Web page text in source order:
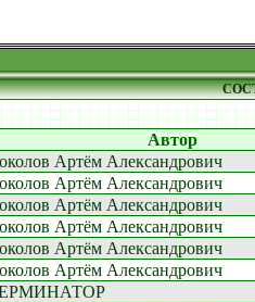
Автор
Артём Александрович
Артём Александрович
Артём Александрович
Артём Александрович
Артём Александрович
Артём Александрович